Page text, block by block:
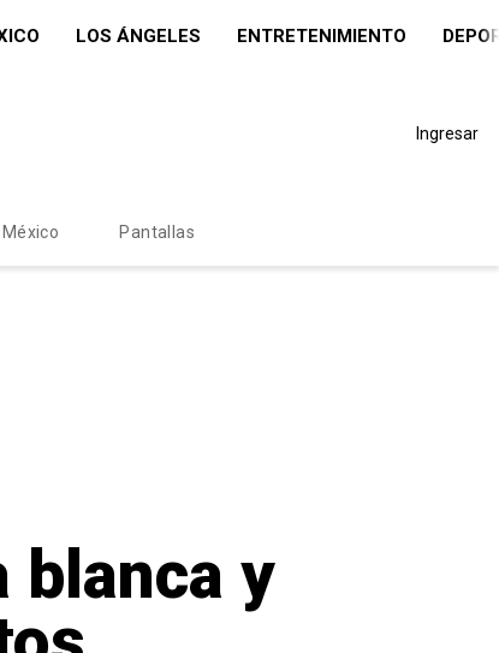
LOS ÁNGELES ENTRETENIMIENTO
Ingresar
México Pantallas
blanca y